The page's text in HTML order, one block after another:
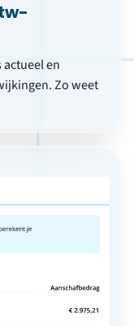
en
Zo weet